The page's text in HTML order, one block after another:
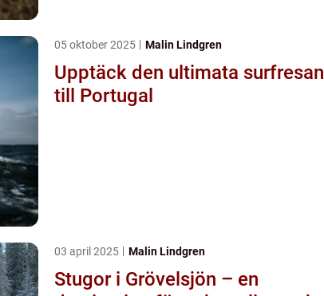
05 oktober 2025 Malin Lindgren
Upptäck den ultimata surfresan
till Portugal
03 april 2025 Malin Lindgren
Stugor i Grövelsjön – en